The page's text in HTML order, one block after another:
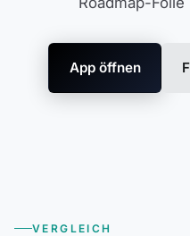
App öffnen
VERGLEICH